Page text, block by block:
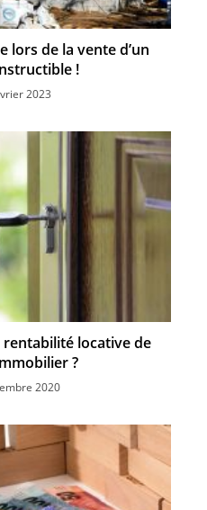
lors de la vente d’un
!
2023
locative de
?
2020